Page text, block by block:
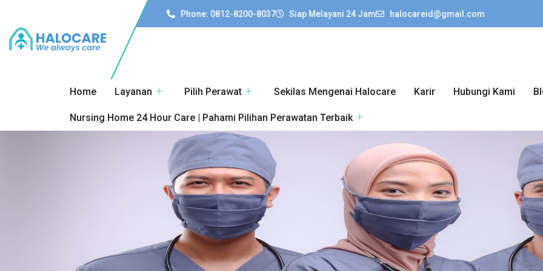
Phone: 0812-8200-8037 Siap Melayani 24 Jam halocareid@gmail.com
Home Layanan Pilih Perawat Sekilas Mengenai Halocare Karir Hubungi Kami
Nursing Home 24 Hour Care | Pahami Pilihan Perawatan Terbaik